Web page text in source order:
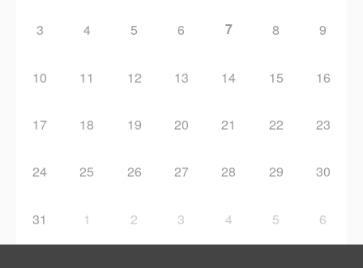
3 4 5 6 7 8 9
10 11 12 13 14 15 16
17 18 19 20 21 22 23
24 25 26 27 28 29 30
31 1 2 3 4 5 6